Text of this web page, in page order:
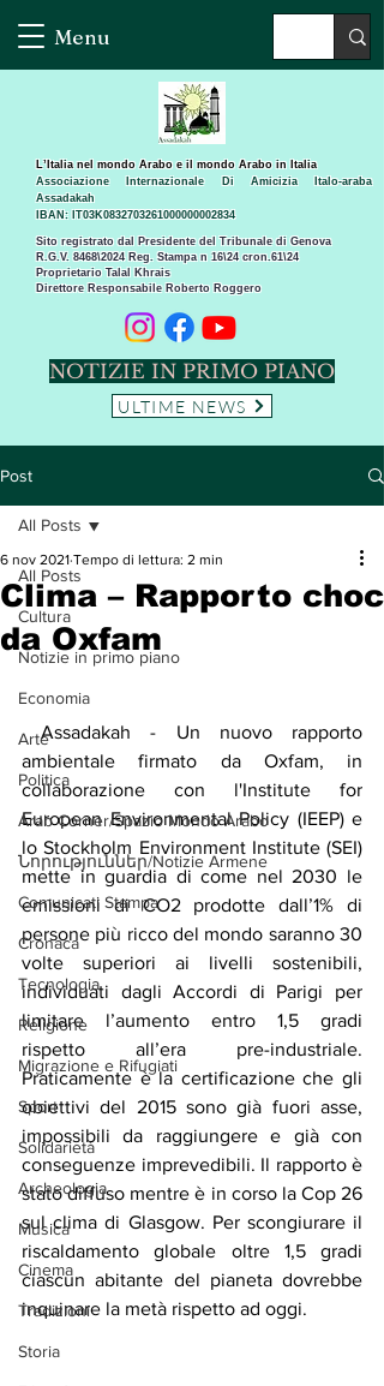
Menu
Sito registrato dal Presidente del Tribunale di Genova
R.G.V. 8468\2024 Reg. Stampa n 16\24 cron.61\24 ​
Proprietario Talal Khrais
Direttore Responsabile Roberto Roggero
L’Italia nel mondo Arabo e il mondo Arabo in Italia
Associazione Internazionale Di Amicizia Italo-araba
Assadakah
IBAN: IT03K0832703261000000002834
NOTIZIE IN PRIMO PIANO
ULTIME NEWS
Post
All Posts
Cultura
Notizie in primo piano
Economia
Arte
Politica
Arab Corner/Spazio Mondo Arabo
Նորություններ/Notizie Armene
Comunicati Stampa
Cronaca
Tecnologia
Religione
Migrazione e Rifugiati
Sport
Solidarietà
Archeologia
Musica
Cinema
Tradizioni
Storia
All Posts
Clima – Rapporto choc
da Oxfam
6 nov 2021 Tempo di lettura: 2 min
Assadakah - Un nuovo rapporto
ambientale firmato da Oxfam, in
collaborazione con l'Institute for
European Environmental Policy (IEEP) e
lo Stockholm Environment Institute (SEI)
mette in guardia di come nel 2030 le
emissioni di CO2 prodotte dall’1% di
persone più ricco del mondo saranno 30
volte superiori ai livelli sostenibili,
individuati dagli Accordi di Parigi per
limitare l’aumento entro 1,5 gradi
rispetto all’era pre-industriale.
Praticamente è la certificazione che gli
obiettivi del 2015 sono già fuori asse,
impossibili da raggiungere e già con
conseguenze imprevedibili. Il rapporto è
stato diffuso mentre è in corso la Cop 26
sul clima di Glasgow. Per scongiurare il
riscaldamento globale oltre 1,5 gradi
ciascun abitante del pianeta dovrebbe
inquinare la metà rispetto ad oggi.